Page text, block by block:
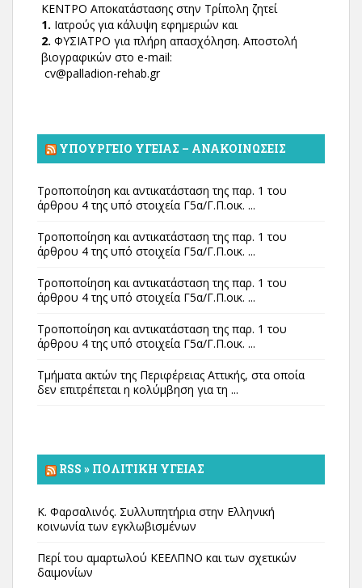
ΚΕΝΤΡΟ Αποκατάστασης στην Τρίπολη ζητεί
1. Ιατρούς για κάλυψη εφημεριών και
2. ΦΥΣΙΑΤΡΟ για πλήρη απασχόληση. Αποστολή
βιογραφικών στο e-mail:
cv@palladion-rehab.gr
ΥΠΟΥΡΓΕΊΟ ΥΓΕΊΑΣ – ΑΝΑΚΟΙΝΏΣΕΙΣ
Τροποποίηση και αντικατάσταση της παρ. 1 του
άρθρου 4 της υπό στοιχεία Γ5α/Γ.Π.οικ. ...
Τροποποίηση και αντικατάσταση της παρ. 1 του
άρθρου 4 της υπό στοιχεία Γ5α/Γ.Π.οικ. ...
Τροποποίηση και αντικατάσταση της παρ. 1 του
άρθρου 4 της υπό στοιχεία Γ5α/Γ.Π.οικ. ...
Τροποποίηση και αντικατάσταση της παρ. 1 του
άρθρου 4 της υπό στοιχεία Γ5α/Γ.Π.οικ. ...
Τμήματα ακτών της Περιφέρειας Αττικής, στα οποία
δεν επιτρέπεται η κολύμβηση για τη ...
RSS » ΠΟΛΙΤΙΚΉ ΥΓΕΊΑΣ
Κ. Φαρσαλινός. Συλλυπητήρια στην Ελληνική
κοινωνία των εγκλωβισμένων
Περί του αμαρτωλού ΚΕΕΛΠΝΟ και των σχετικών
δαιμονίων